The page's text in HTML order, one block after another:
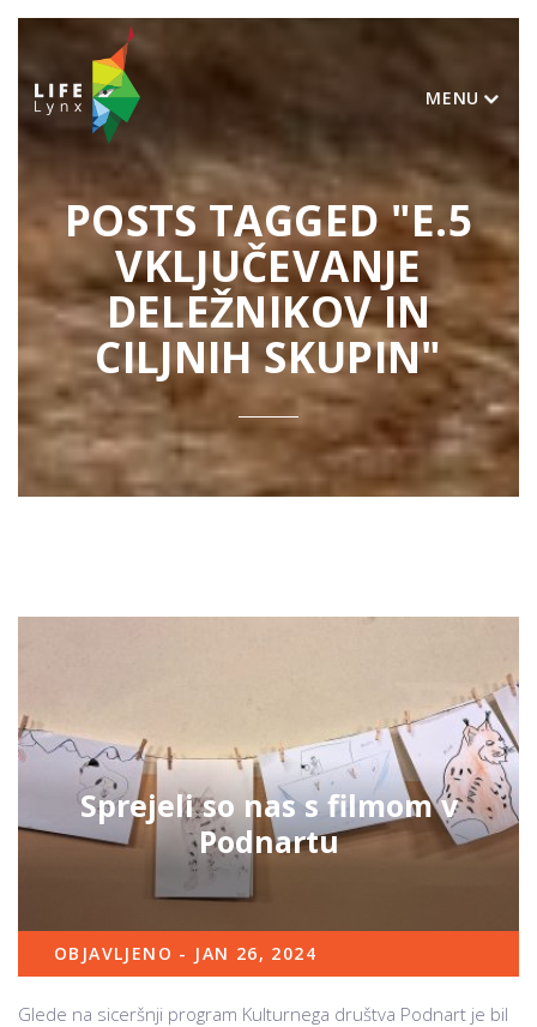
MENU
POSTS TAGGED "E.5
VKLJUČEVANJE
DELEŽNIKOV IN
CILJNIH SKUPIN"
Sprejeli so nas s filmom v
Podnartu
OBJAVLJENO - JAN 26, 2024
Glede na siceršnji program Kulturnega društva Podnart je bil